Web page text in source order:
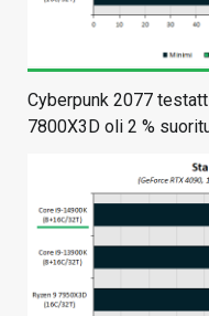
Cyberpunk 2077
7800X3D oli 2 %